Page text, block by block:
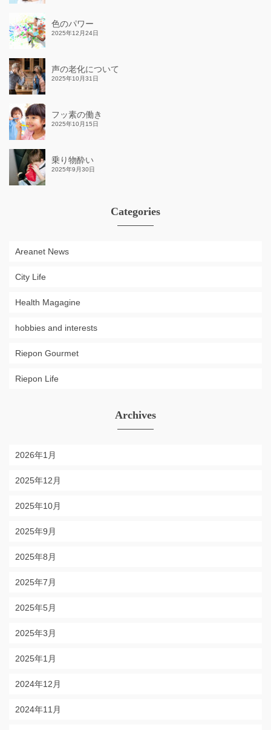
色のパワー
2025年12月24日
声の老化について
2025年10月31日
フッ素の働き
2025年10月15日
乗り物酔い
2025年9月30日
Categories
Areanet News
City Life
Health Magagine
hobbies and interests
Riepon Gourmet
Riepon Life
Archives
2026年1月
2025年12月
2025年10月
2025年9月
2025年8月
2025年7月
2025年5月
2025年3月
2025年1月
2024年12月
2024年11月